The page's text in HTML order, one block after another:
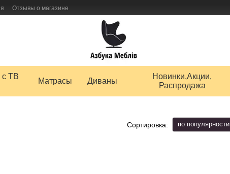
Отзывы о магазине
ТВ
Матрасы Диваны
Новинки,Акции,
Распродажа
Сортировка: по популярности